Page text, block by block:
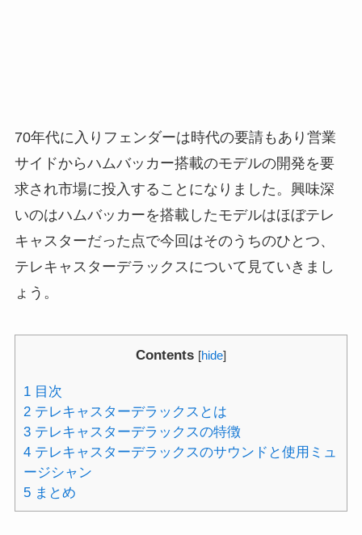
70年代に入りフェンダーは時代の要請もあり営業
サイドからハムバッカー搭載のモデルの開発を要
求され市場に投入することになりました。興味深
いのはハムバッカーを搭載したモデルはほぼテレ
キャスターだった点で今回はそのうちのひとつ、
テレキャスターデラックスについて見ていきまし
ょう。
Contents [hide]
1目次
2テレキャスターデラックスとは
3テレキャスターデラックスの特徴
4テレキャスターデラックスのサウンドと使用ミュ
ージシャン
5まとめ